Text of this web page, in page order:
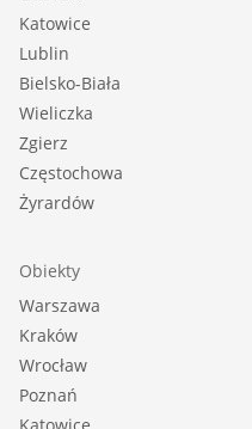
Katowice
Lublin
Bielsko-Biała
Wieliczka
Zgierz
Częstochowa
Żyrardów
Obiekty
Warszawa
Kraków
Wrocław
Poznań